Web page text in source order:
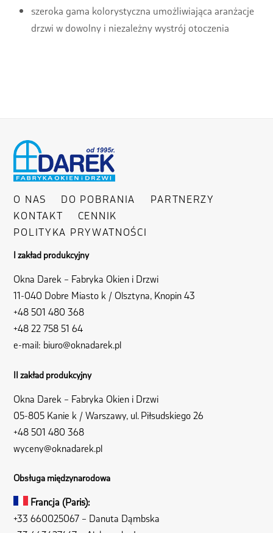
szeroka gama kolorystyczna umożliwiająca aranżacje
drzwi w dowolny i niezależny wystrój otoczenia
O NAS DO POBRANIA
PARTNERZY
KONTAKT
CENNIK
POLITYKA PRYWATNOŚCI
I zakład produkcyjny
Okna Darek – Fabryka Okien i Drzwi
11-040 Dobre Miasto k / Olsztyna, Knopin 43
+48 501 480 368
+48 22 758 51 64
e-mail: biuro@oknadarek.pl
II zakład produkcyjny
Okna Darek – Fabryka Okien i Drzwi
05-805 Kanie k / Warszawy, ul. Piłsudskiego 26
+48 501 480 368
wyceny@oknadarek.pl
Obsługa międzynarodowa
Francja (Paris):
+33 660025067 – Danuta Dąmbska